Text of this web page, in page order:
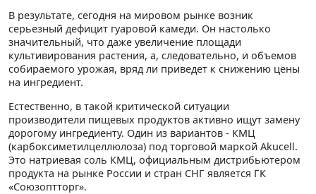
В результате, сегодня на мировом рынке возник
серьезный дефицит гуаровой камеди. Он настолько
значительный, что даже увеличение площади
культивирования растения, а, следовательно, и объемов
собираемого урожая, вряд ли приведет к снижению цены
на ингредиент.
Естественно, в такой критической ситуации
производители пищевых продуктов активно ищут замену
дорогому ингредиенту. Один из вариантов - КМЦ
(карбоксиметилцеллюлоза) под торговой маркой Akucell.
Это натриевая соль КМЦ, официальным дистрибьютером
продукта на рынке России и стран СНГ является ГК
«Союзоптторг».